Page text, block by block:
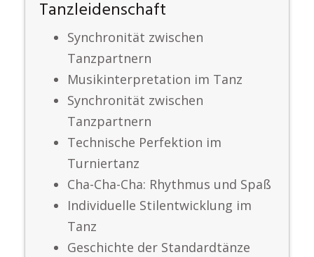
Tanzleidenschaft
Synchronität zwischen
Tanzpartnern
Musikinterpretation im Tanz
Synchronität zwischen
Tanzpartnern
Technische Perfektion im
Turniertanz
Cha-Cha-Cha: Rhythmus und Spaß
Individuelle Stilentwicklung im
Tanz
Geschichte der Standardtänze